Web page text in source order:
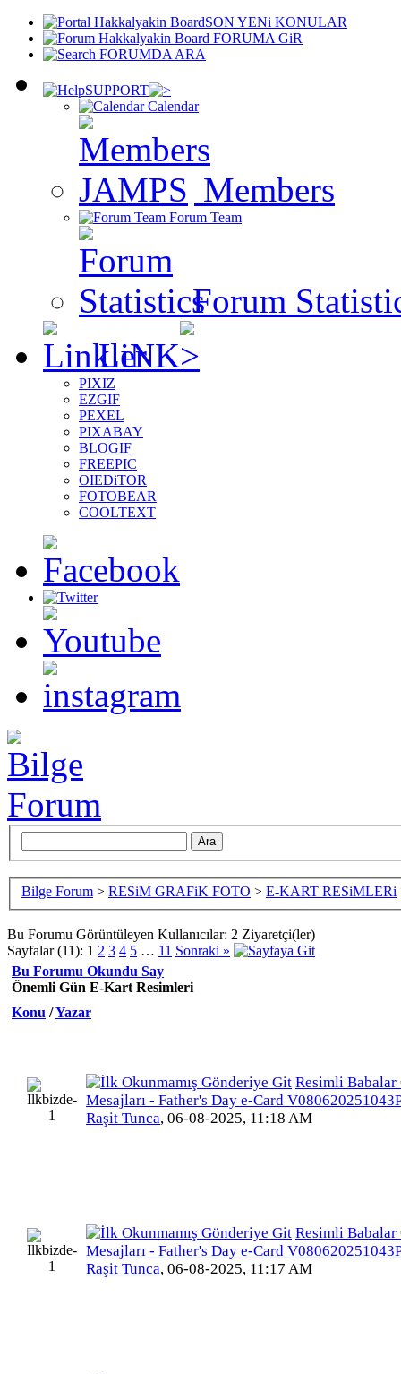
SON YENi KONULAR
FORUMA GiR
FORUMDA ARA
SUPPORT
Calendar
Members
Forum Team
Forum
LiNK
PIXIZ
EZGIF
PEXEL
PIXABAY
BLOGIF
FREEPIC
OIEDiTOR
FOTOBEAR
COOLTEXT
Bilge Forum > RESiM GRAFiK FOTO > E-KART RESiMLERi
Bu Forumu Görüntüleyen Kullanıcılar: 2 Ziyaretçi(ler)
Sayfalar (11): 1 2 3 4 5 … 11 Sonraki »
Bu Forumu Okundu Say
Önemli Gün E-Kart Resimleri
Konu /Yazar
Resimli Babalar
Mesajları - Father's Day e-Card
Raşit Tunca, 06-08-2025, 11:18 AM
Resimli Babalar
Mesajları - Father's Day e-Card
Raşit Tunca, 06-08-2025, 11:17 AM